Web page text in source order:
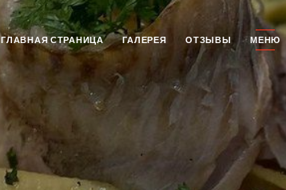
ГЛАВНАЯ СТРАНИЦА ГАЛЕРЕЯ ОТЗЫВЫ МЕНЮ